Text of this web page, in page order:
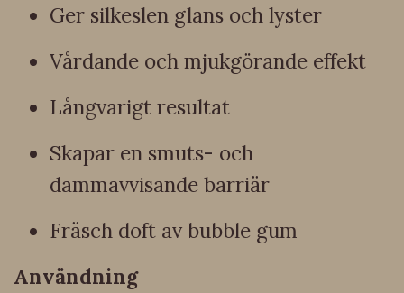
Ger silkeslen glans och lyster
Vårdande och mjukgörande effekt
Långvarigt resultat
Skapar en smuts- och
dammavvisande barriär
Fräsch doft av bubble gum
Användning